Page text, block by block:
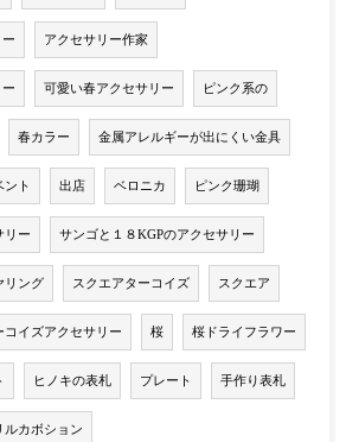
アクセサリー作家
可愛い春アクセサリー ピンク系の
春カラー 金属アレルギーが出にくい金具
ント 出店 ベロニカ ピンク珊瑚
リー サンゴと１８KGPのアクセサリー
リング スクエアターコイズ スクエア
コイズアクセサリー 桜 桜ドライフラワー
ヒノキの表札 プレート 手作り表札
ルカボション